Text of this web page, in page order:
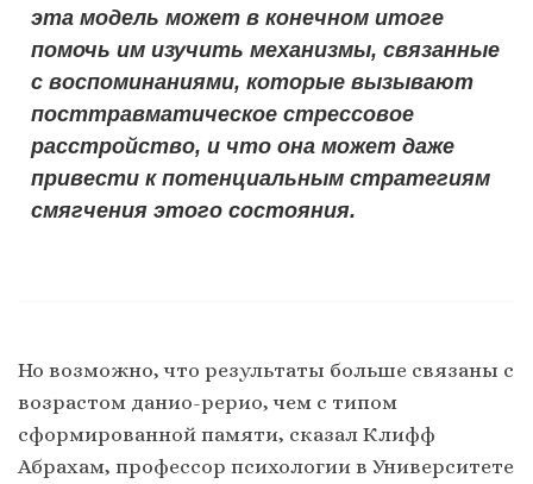
эта модель может в конечном итоге
помочь им изучить механизмы, связанные
с воспоминаниями, которые вызывают
посттравматическое стрессовое
расстройство, и что она может даже
привести к потенциальным стратегиям
смягчения этого состояния.
Но возможно, что результаты больше связаны с
возрастом данио-рерио, чем с типом
сформированной памяти, сказал Клифф
Абрахам, профессор психологии в Университете